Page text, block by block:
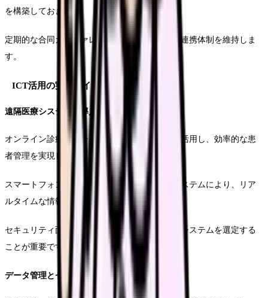
を構築しておきます。
定期的な合同カンファレンスを通じて、円滑な連携体制を維持しま
す。
ICT活用の実践ガイド
遠隔医療システムの導入
オンライン診療システムやモニタリング機器を活用し、効率的な患
者管理を実現します。
スマートフォンやタブレットを活用した記録システムにより、リア
ルタイムな情報共有が可能となります。
セキュリティ面にも配慮しながら、使いやすいシステムを選定する
ことが重要です。
データ管理とセキュリティ